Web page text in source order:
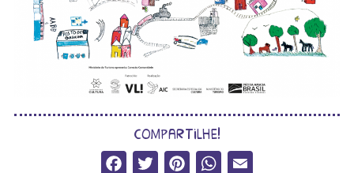
compartilhe!
Facebook
Twitter
Pinterest
WhatsApp